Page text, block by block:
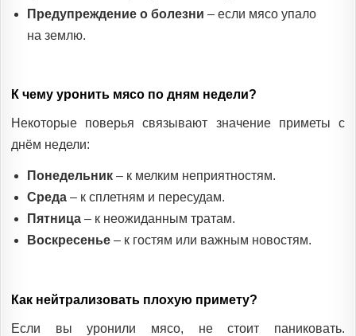
Предупреждение о болезни – если мясо упало
на землю.
К чему уронить мясо по дням недели?
Некоторые поверья связывают значение приметы с
днём недели:
Понедельник – к мелким неприятностям.
Среда – к сплетням и пересудам.
Пятница – к неожиданным тратам.
Воскресенье – к гостям или важным новостям.
Как нейтрализовать плохую примету?
Если вы уронили мясо, не стоит паниковать.